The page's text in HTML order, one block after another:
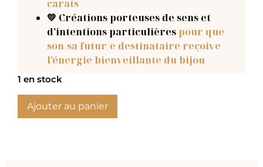
carats
💛 Créations porteuses de sens et
d’intentions particulières pour que
son/sa futur/e destinataire reçoive
l’énergie bienveillante du bijou
1 en stock
Ajouter au panier